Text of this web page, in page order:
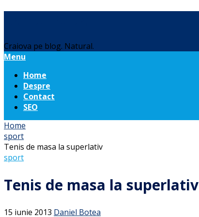
Craiova pe blog. Natural.
Menu
Home
Despre
Contact
SEO
Home
sport
Tenis de masa la superlativ
sport
Tenis de masa la superlativ
15 iunie 2013 Daniel Botea